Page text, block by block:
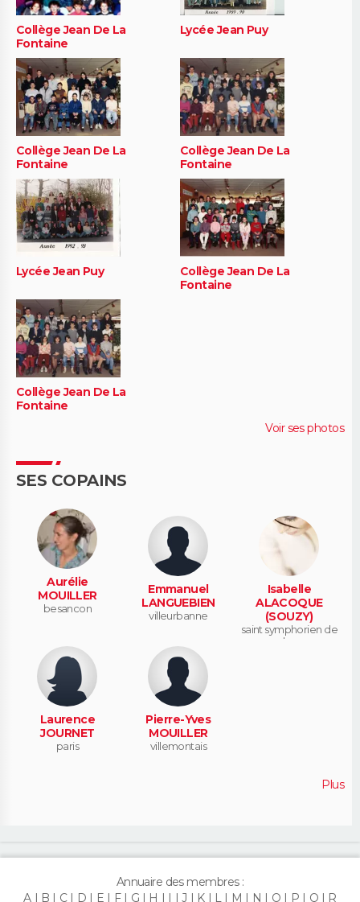
Collège Jean De La
Fontaine
Lycée Jean Puy
Collège Jean De La
Fontaine
Collège Jean De La
Fontaine
Lycée Jean Puy
Collège Jean De La
Fontaine
Collège Jean De La
Fontaine
Voir ses photos
SES COPAINS
Aurélie
MOUILLER
besancon
Emmanuel
LANGUEBIEN
villeurbanne
Isabelle
ALACOQUE
(SOUZY)
saint symphorien de
lay
Laurence
JOURNET
paris
Pierre-Yves
MOUILLER
villemontais
Plus
Annuaire des membres :
A
B C D E F G H J K L M N O P Q R